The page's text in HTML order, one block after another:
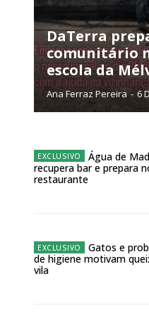
ANUAL
Exclusivos para
DaTerra
comunitário
escola da
Ana Ferraz Pereira - 6
Água de
recupera bar e prepara
restaurante
Gatos e
de higiene motivam
vila